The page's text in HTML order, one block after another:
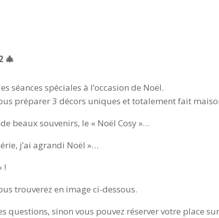
🎄
séances spéciales à l’occasion de Noël.
préparer 3 décors uniques et totalement fait
beaux souvenirs, le « Noël Cosy »…
j’ai agrandi Noël »…
!
trouverez en image ci-dessous.
questions, sinon vous pouvez réserver votre place